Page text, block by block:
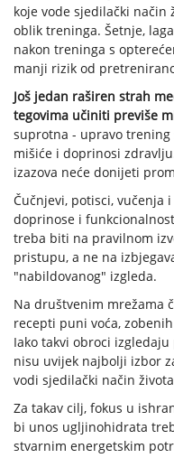
koje vode sjedilački
oblik treninga. Šetnje,
nakon treninga s
manji rizik od
Još jedan raširen strah
tegovima učiniti previše
suprotna - upravo
mišiće i doprinosi
izazova neće donijeti
Čučnjevi, potisci, vučenja
doprinose i
treba biti na pravilnom
pristupu, a ne na
"nabildovanog" izgleda.
Na društvenim mrežama
recepti puni voća,
Iako takvi obroci
nisu uvijek najbolji izbor
vodi sjedilački način
Za takav cilj, fokus u
bi unos ugljinohidrata
stvarnim energetskim